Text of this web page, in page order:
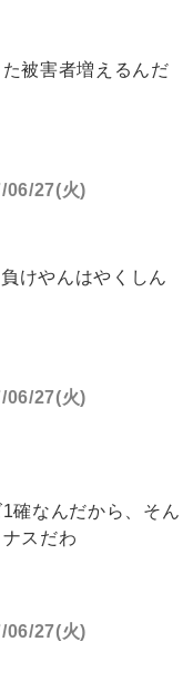
被害者増えるんだ
06/27(火)
けやんはやくしん
06/27(火)
確なんだから、そん
スだわ
06/27(火)